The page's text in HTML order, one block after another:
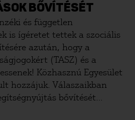
BŐVÍTÉSÉT
és független
is ígéretet tettek a szociális
azután, hogy a
(TASZ) és a
Közhasznú Egyesület
hozzájuk. Válaszaikban
bővítését
is segítenék azokat,